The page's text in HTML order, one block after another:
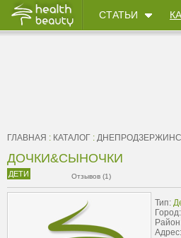
СТАТЬИ
ГЛАВНАЯ : КАТАЛОГ :
ДОЧКИ&СЫНОЧКИ
ДЕТИ Отзывов (1)
Тип: